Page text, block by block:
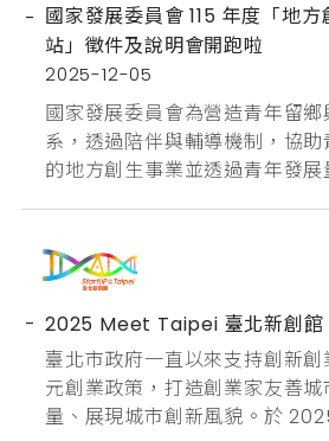
過9件申請案，總獎勵補助核定
元整，如下所示：創業計畫補助
醫股份有限公司研發計畫補助奇
國家發展委員會 115 年度「地
站」徵件及說明會開跑啦
2025-12-05
國家發展委員會為營造青年留
系，透過陪伴與輔導機制，協
的地方創生事業並透過青年發展
培力工作站」徵件報名系統連結：
https://tier.surveycake.biz/s/
國家發展委員會執行單位｜地方
2025 Meet Taipei 臺北新創館
臺北市政府一直以來支持創新
元創業政策，打造創業家友善
量、展現城市創新風貌。於